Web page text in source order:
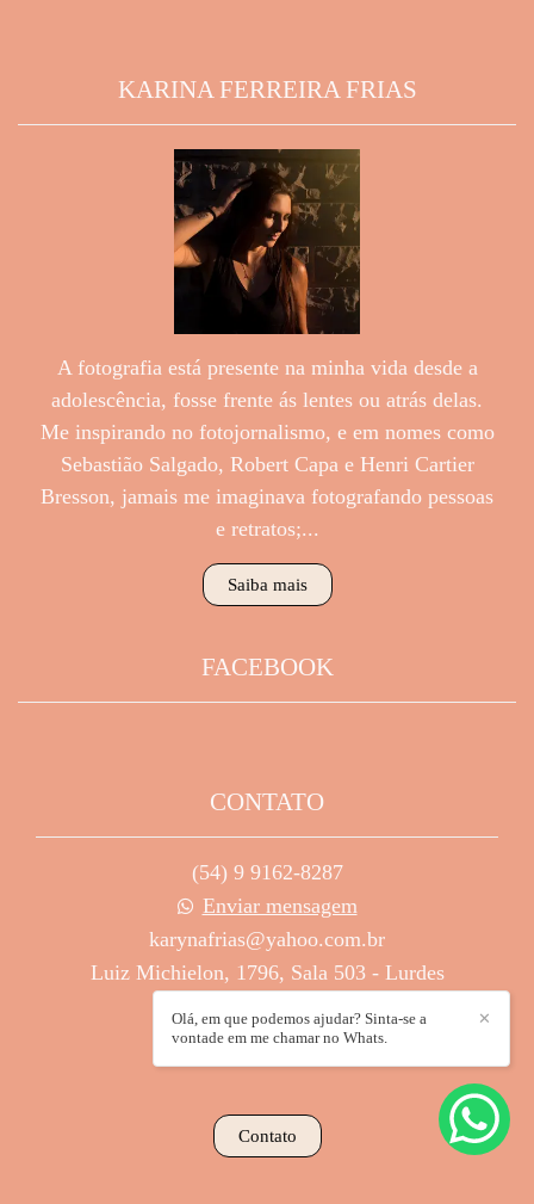
KARINA FERREIRA FRIAS
A fotografia está presente na minha vida desde a
adolescência, fosse frente ás lentes ou atrás delas.
Me inspirando no fotojornalismo, e em nomes como
Sebastião Salgado, Robert Capa e Henri Cartier
Bresson, jamais me imaginava fotografando pessoas
e retratos;...
Saiba mais
FACEBOOK
CONTATO
(54) 9 9162-8287
Enviar mensagem
karynafrias@yahoo.com.br
Luiz Michielon, 1796, Sala 503 - Lurdes
Contato
✕
Olá, em que podemos ajudar? Sinta-se a
vontade em me chamar no Whats.